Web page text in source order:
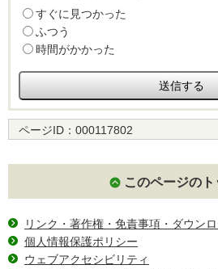
すぐに見つかった
ふつう
時間がかかった
ページID： 000117802
このページの
リンク・著作権・免責事項・ダウン
個人情報保護ポリシー
ウェブアクセシビリティ